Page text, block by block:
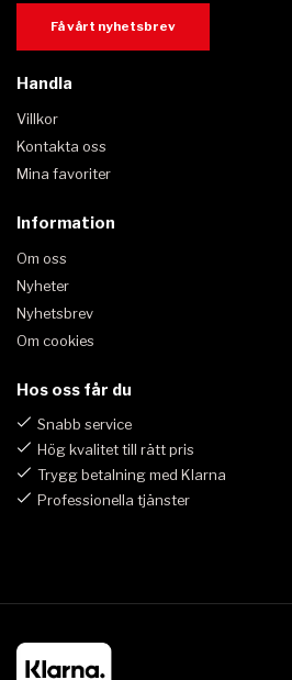
Få vårt nyhetsbrev
Handla
Villkor
Kontakta oss
Mina favoriter
Information
Om oss
Nyheter
Nyhetsbrev
Om cookies
Hos oss får du
Snabb service
Hög kvalitet till rätt pris
Trygg betalning med Klarna
Professionella tjänster